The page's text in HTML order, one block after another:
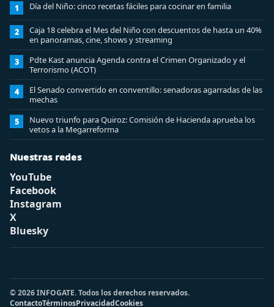
1 Día del Niño: cinco recetas fáciles para cocinar en familia
2
Caja 18 celebra el Mes del Niño con descuentos de hasta un 40%
en panoramas, cine, shows y streaming
3
Pdte Kast anuncia Agenda contra el Crimen Organizado y el
Terrorismo (ACOT)
4
El Senado convertido en conventillo: senadoras agarradas de las
mechas
5
Nuevo triunfo para Quiroz: Comisión de Hacienda aprueba los
vetos a la Megarreforma
Nuestras redes
YouTube
Facebook
Instagram
X
Bluesky
© 2026 INFOGATE. Todos los derechos reservados.
ContactoTérminosPrivacidadCookies